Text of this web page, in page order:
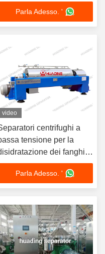
Parla Adesso. '
video
centrifughi a
tensione per la
dei fanghi
certificazione di bassa
tensione 2014/35/UE e
automatico
Parla Adesso. '